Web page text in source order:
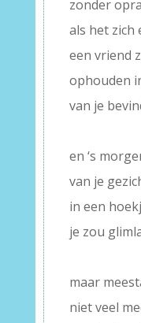
zonder
als het zich
een vriend
ophouden
van je
en ‘s
van je
in een
je zou
maar
niet veel